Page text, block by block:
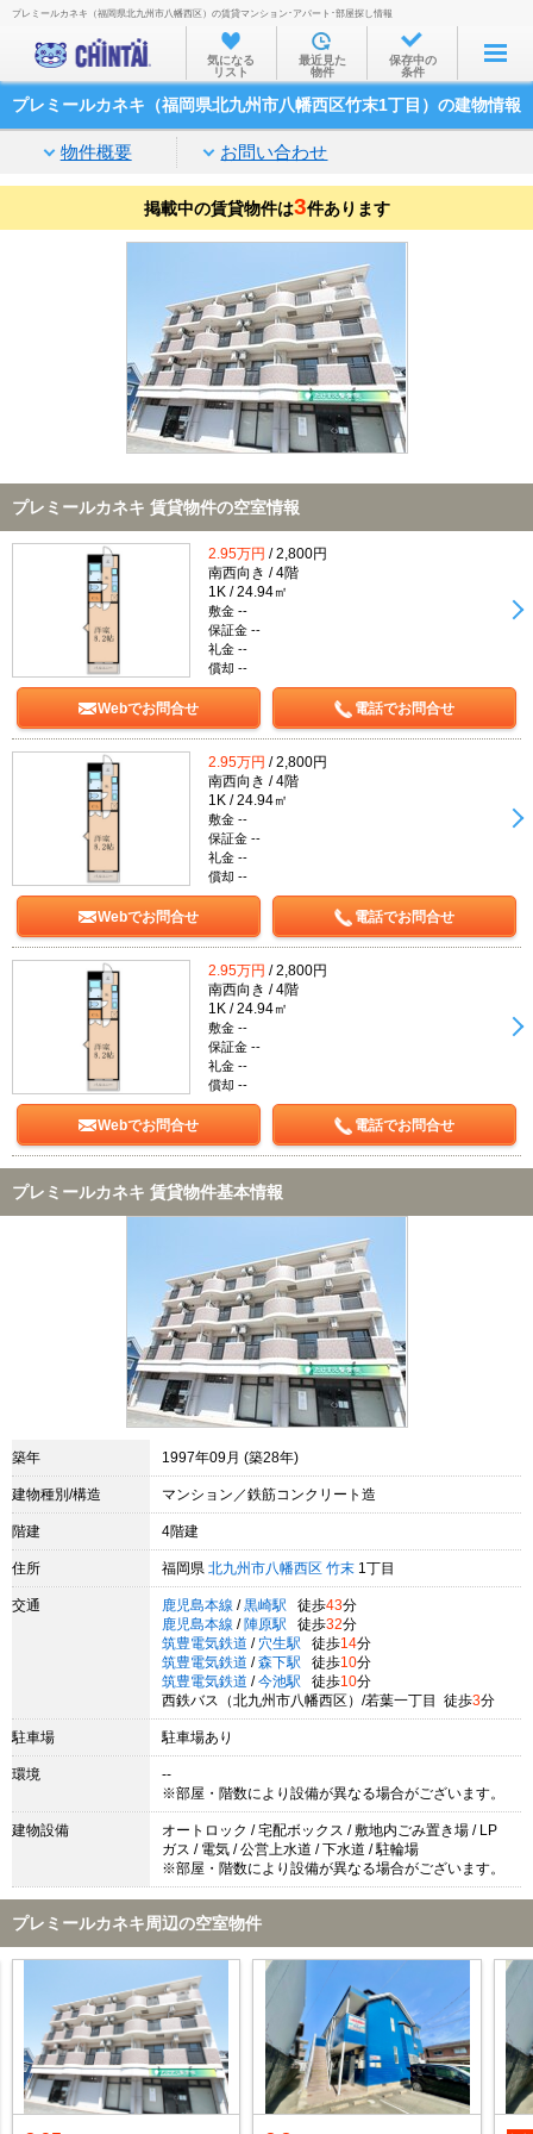
お部屋を探す
沿線・駅から
家賃相場から
通勤通学時間から
不動産会社から
TOP
プレミールカネキ（福岡県北九州市八幡西区）の賃貸マンション･アパート･部屋探し情報
気になる
リスト
最近見た
物件
保存中の
条件
プレミールカネキ（福岡県北九州市八幡西区竹末1丁目）の建物情報
物件概要 お問い合わせ
掲載中の賃貸物件は3件あります
プレミールカネキ 賃貸物件の空室情報
2.95万円 / 2,800円
南西向き / 4階
1K / 24.94㎡
敷金 --
保証金 --
礼金 --
償却 --
Webでお問合せ 電話でお問合せ
2.95万円 / 2,800円
南西向き / 4階
1K / 24.94㎡
敷金 --
保証金 --
礼金 --
償却 --
Webでお問合せ 電話でお問合せ
2.95万円 / 2,800円
南西向き / 4階
1K / 24.94㎡
敷金 --
保証金 --
礼金 --
償却 --
Webでお問合せ 電話でお問合せ
プレミールカネキ 賃貸物件基本情報
築年 1997年09月 (築28年)
建物種別/構造 マンション／鉄筋コンクリート造
階建 4階建
住所 福岡県 北九州市八幡西区 竹末 1丁目
交通 鹿児島本線 / 黒崎駅 徒歩43分
鹿児島本線 / 陣原駅 徒歩32分
筑豊電気鉄道 / 穴生駅 徒歩14分
筑豊電気鉄道 / 森下駅 徒歩10分
筑豊電気鉄道 / 今池駅 徒歩10分
西鉄バス（北九州市八幡西区）/若葉一丁目 徒歩3分
駐車場 駐車場あり
環境
--
※部屋・階数により設備が異なる場合がございます。
建物設備
オートロック / 宅配ボックス / 敷地内ごみ置き場 / LP
ガス / 電気 / 公営上水道 / 下水道 / 駐輪場
※部屋・階数により設備が異なる場合がございます。
プレミールカネキ周辺の空室物件